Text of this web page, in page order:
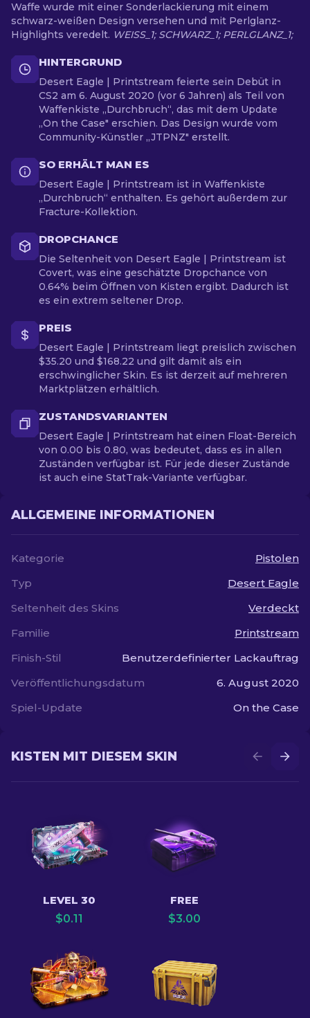
Waffe wurde mit einer Sonderlackierung mit einem
schwarz-weißen Design versehen und mit Perlglanz-
Highlights veredelt. WEISS_1; SCHWARZ_1; PERLGLANZ_1;
HINTERGRUND
Desert Eagle | Printstream feierte sein Debüt in
CS2 am 6. August 2020 (vor 6 Jahren) als Teil von
Waffenkiste „Durchbruch“, das mit dem Update
„On the Case" erschien. Das Design wurde vom
Community-Künstler „JTPNZ" erstellt.
SO ERHÄLT MAN ES
Desert Eagle | Printstream ist in Waffenkiste
„Durchbruch“ enthalten. Es gehört außerdem zur
Fracture-Kollektion.
DROPCHANCE
Die Seltenheit von Desert Eagle | Printstream ist
Covert, was eine geschätzte Dropchance von
0.64% beim Öffnen von Kisten ergibt. Dadurch ist
es ein extrem seltener Drop.
PREIS
Desert Eagle | Printstream liegt preislich zwischen
$35.20 und $168.22 und gilt damit als ein
erschwinglicher Skin. Es ist derzeit auf mehreren
Marktplätzen erhältlich.
ZUSTANDSVARIANTEN
Desert Eagle | Printstream hat einen Float-Bereich
von 0.00 bis 0.80, was bedeutet, dass es in allen
Zuständen verfügbar ist. Für jede dieser Zustände
ist auch eine StatTrak-Variante verfügbar.
ALLGEMEINE INFORMATIONEN
Kategorie
Pistolen
Typ
Desert Eagle
Seltenheit des Skins
Verdeckt
Familie
Printstream
Finish-Stil
Benutzerdefinierter Lackauftrag
Veröffentlichungsdatum
6. August 2020
Spiel-Update
On the Case
KISTEN MIT DIESEM SKIN
LEVEL 30
$0.11
FREE
$3.00